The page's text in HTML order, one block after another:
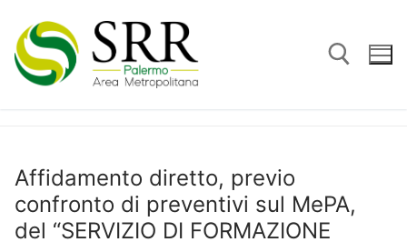
contenuto
Affidamento diretto, previo
confronto di preventivi sul MePA,
del “SERVIZIO DI FORMAZIONE